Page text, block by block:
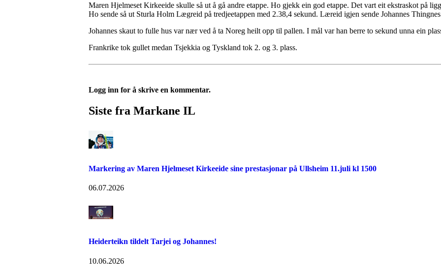
Maren Hjelmeset Kirkeeide skulle så ut å gå andre etappe. Ho gjekk ein god etappe. Det vart eit ekstraskot på
Ho sende så ut Sturla Holm Lægreid på tredjeetappen med 2.38,4 sekund. Læreid igjen sende Johannes
Johannes skaut to fulle hus var nær ved å ta Noreg heilt opp til pallen. I mål var han berre to sekund unna ein
Frankrike tok gullet medan Tsjekkia og Tyskland tok 2. og 3. plass.
Logg inn for å skrive en kommentar.
Siste fra Markane IL
Markering av Maren Hjelmeset Kirkeeide sine prestasjonar på Ullsheim 11.juli kl 1500
06.07.2026
Heiderteikn tildelt Tarjei og Johannes!
10.06.2026